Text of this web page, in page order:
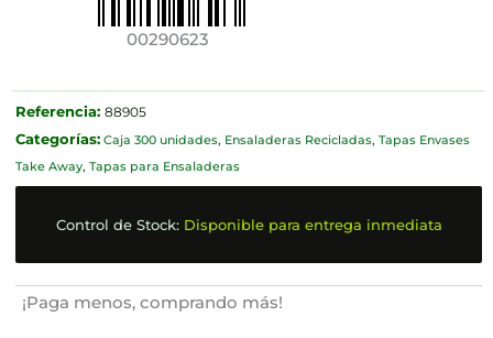
00290623
Referencia: 88905
Categorías: Caja 300 unidades, Ensaladeras Recicladas, Tapas Envases
Take Away, Tapas para Ensaladeras
Control de Stock: Disponible para entrega inmediata
¡Paga menos, comprando más!